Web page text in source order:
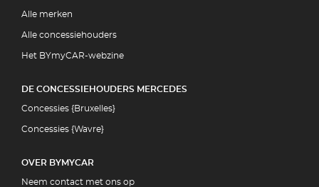
Alle merken
Alle concessiehouders
Het BYmyCAR-webzine
DE CONCESSIEHOUDERS MERCEDES
Concessies {Bruxelles}
Concessies {Wavre}
OVER BYMYCAR
Neem contact met ons op